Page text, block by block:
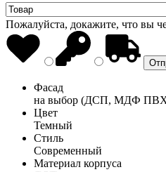
Пожалуйста, докажите, что вы
Фасад
на выбор (ДСП, МДФ ПВХ
Цвет
Темный
Стиль
Современный
Материал корпуса